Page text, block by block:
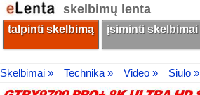
skelbimų lenta
talpinti skelbimą įsiminti skelbimai
Skelbimai » Technika » Video » Siūlo »